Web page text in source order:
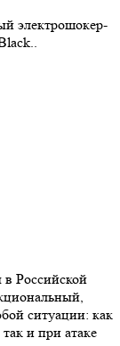
электрошокер-
в Российской
ситуации: как
и при атаке